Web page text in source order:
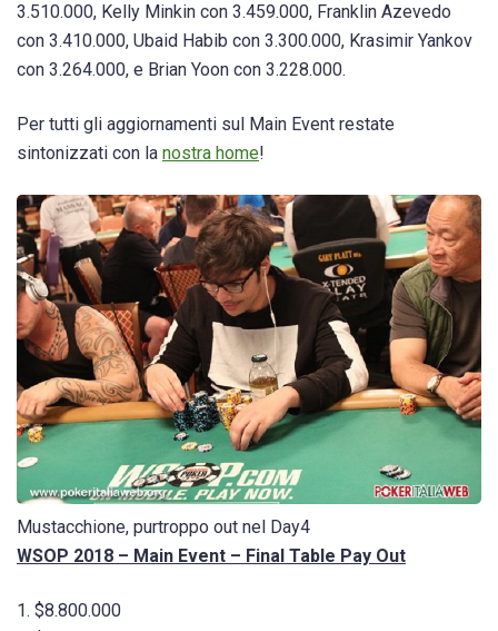
3.510.000, Kelly Minkin con 3.459.000, Franklin Azevedo
con 3.410.000, Ubaid Habib con 3.300.000, Krasimir Yankov
con 3.264.000, e Brian Yoon con 3.228.000.
Per tutti gli aggiornamenti sul Main Event restate
sintonizzati con la nostra home!
Mustacchione, purtroppo out nel Day4
WSOP 2018 – Main Event – Final Table Pay Out
1. $8.800.000